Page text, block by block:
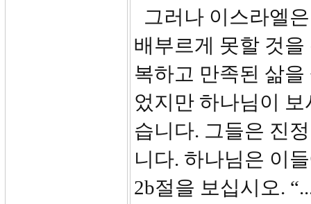
그러나 이스라엘
배부르게 못할 것
복하고 만족된 삶
었지만 하나님이
습니다. 그들은 진
니다. 하나님은 이
2b절을 보십시오.